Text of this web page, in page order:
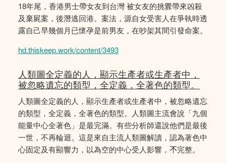
18年尾，香港男士帶女友到台灣 被女友的挑釁帶來凶殺
及棄屍案，後潛逃回港。案法，源自女受害人在爭執時透
露自己早幾個月已懷孕是前男友，在吵架其間引發命案。
hd.thiskeep.work/content/3493
人類圖全定義的人，顯示生產者或生產者中，
被忽略遺忘的類型，全定義，全著色的類型。
人類圖全定義的人，顯示生產者或生產者中，被忽略遺忘
的類型，全定義，全著色的類型。人類圖主流會說「九個
能量中心全著色」是最完滿。有些分析師還說他們是最後
一世，不再輪迴。這是來自主流人類圖解讀，認為著色中
心固定及有顯響力，以為空的中心受人影響，𣎴完整。